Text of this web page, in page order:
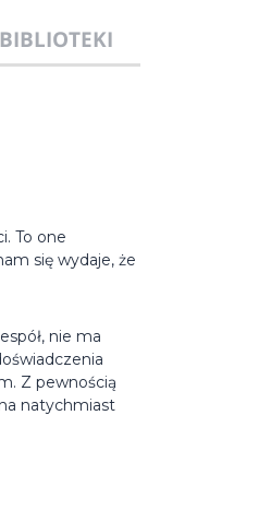
BIBLIOTEKI
To one
się wydaje, że
nie ma
Z pewnością
natychmiast